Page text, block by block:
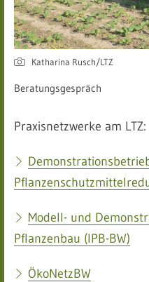
Katharina Rusch/LTZ
Beratungsgespräch
Praxisnetzwerke am LTZ:
Modell- und
Pflanzenbau (IPB-BW)
ÖkoNetzBW